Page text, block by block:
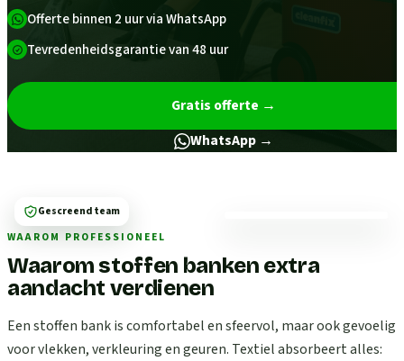
Offerte binnen 2 uur via WhatsApp
Tevredenheidsgarantie van 48 uur
Gratis offerte →
WhatsApp →
WAAROM PROFESSIONEEL
Waarom stoffen banken extra
aandacht verdienen
Een stoffen bank is comfortabel en sfeervol, maar ook gevoelig
voor vlekken, verkleuring en geuren. Textiel absorbeert alles:
Gescreend team